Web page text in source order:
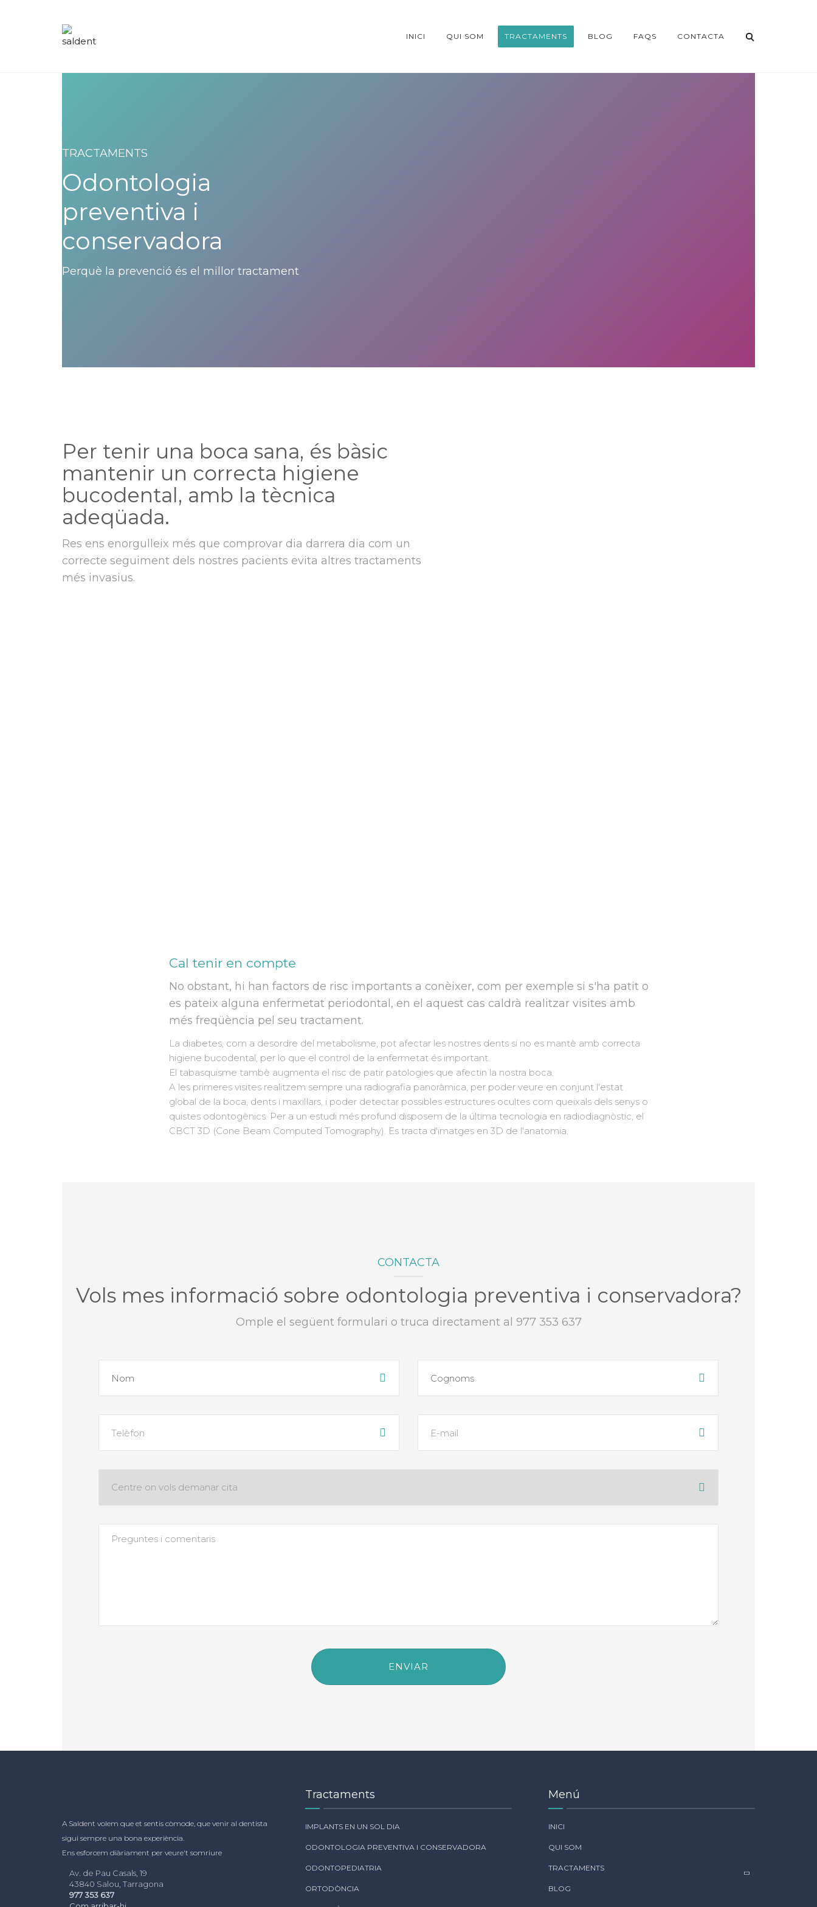
INICI QUI SOM TRACTAMENTS BLOG FAQS CONTACTA
TRACTAMENTS
Odontologia
preventiva i
conservadora
Perquè la prevenció és el millor tractament
Per tenir una boca sana, és bàsic
mantenir un correcta higiene
bucodental, amb la tècnica
adeqüada.
Res ens enorgulleix més que comprovar dia darrera dia com un
correcte seguiment dels nostres pacients evita altres tractaments
més invasius.
Cal tenir en compte
No obstant, hi han factors de risc importants a conèixer, com per exemple si s'ha patit o
es pateix alguna enfermetat periodontal, en el aquest cas caldrà realitzar visites amb
més freqüència pel seu tractament.
La diabetes, com a desordre del metabolisme, pot afectar les nostres dents si no es mantè amb correcta
higiene bucodental, per lo que el control de la enfermetat és important.
El tabasquisme tambè augmenta el risc de patir patologies que afectin la nostra boca.
A les primeres visites realitzem sempre una radiografia panoràmica, per poder veure en conjunt l'estat
global de la boca, dents i maxil·lars, i poder detectar possibles estructures ocultes com queixals dels senys o
quistes odontogènics. Per a un estudi més profund disposem de la última tecnologia en radiodiagnòstic, el
CBCT 3D (Cone Beam Computed Tomography). Es tracta d'imatges en 3D de l'anatomia.
CONTACTA
Vols mes informació sobre odontologia preventiva i conservadora?
Omple el següent formulari o truca directament al 977 353 637
A Saldent volem que et sentis còmode, que venir al dentista
sigui sempre una bona experiència.
Ens esforcem diàriament per veure't somriure
Av. de Pau Casals, 19
43840 Salou, Tarragona
977 353 637
Tractaments
IMPLANTS EN UN SOL DIA
ODONTOLOGIA PREVENTIVA I CONSERVADORA
ODONTOPEDIATRIA
ORTODÒNCIA
Menú
INICI
QUI SOM
TRACTAMENTS
BLOG